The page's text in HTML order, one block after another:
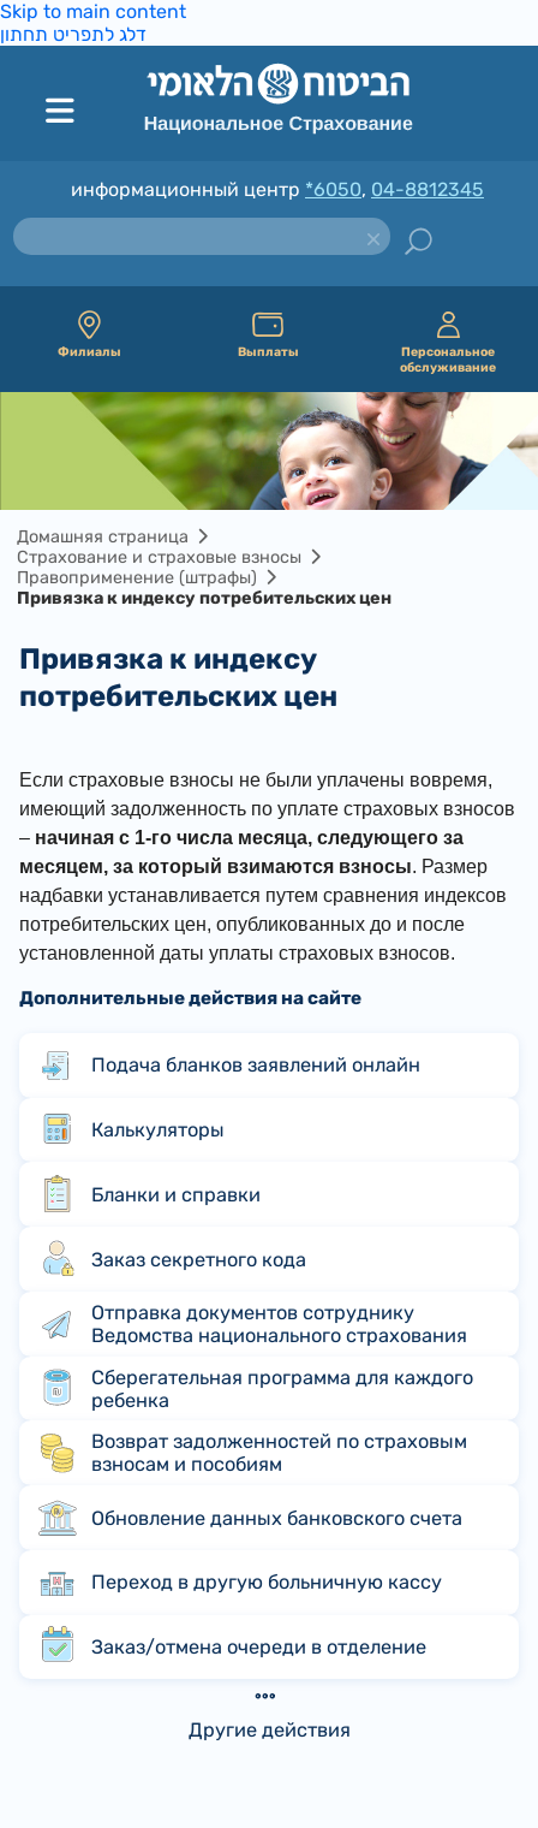
Skip to main content
דלג לתפריט תחתון
информационный центр *6050, 04-8812345
Филиалы Выплаты
Персональное
обслуживание
Домашняя страница
Cтрахование и страховые взносы
Правоприменение (штрафы)
Привязка к индексу потребительских цен
Привязка к индексу
потребительских цен
Если страховые взносы не были уплачены вовремя,
имеющий задолженность по уплате страховых взносов
– начиная с 1-го числа месяца, следующего за
месяцем, за который взимаются взносы. Размер
надбавки устанавливается путем сравнения индексов
потребительских цен, опубликованных до и после
установленной даты уплаты страховых взносов.
Дополнительные действия на сайте
Подача бланков заявлений онлайн
Калькуляторы
Бланки и справки
Заказ секретного кода
Отправка документов сотруднику
Ведомства национального страхования
Сберегательная программа для каждого
ребенка
Возврат задолженностей по страховым
взносам и пособиям
Обновление данных банковского счета
Переход в другую больничную кассу
Заказ/отмена очереди в отделение
Другие действия